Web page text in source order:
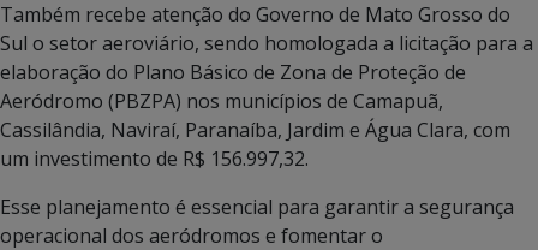
Também recebe atenção do Governo de Mato Grosso do
Sul o setor aeroviário, sendo homologada a licitação para a
elaboração do Plano Básico de Zona de Proteção de
Aeródromo (PBZPA) nos municípios de Camapuã,
Cassilândia, Naviraí, Paranaíba, Jardim e Água Clara, com
um investimento de R$ 156.997,32.
Esse planejamento é essencial para garantir a segurança
operacional dos aeródromos e fomentar o